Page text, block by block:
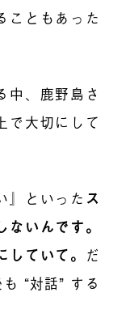
こともあった
中、鹿野島さ
で大切にして
』といった ス
いんです。
していて。 だ
“対話” する